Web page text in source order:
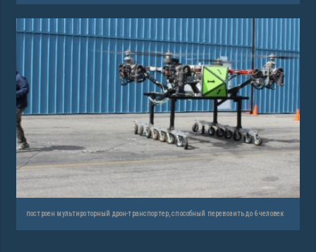
построен мультироторный дрон-транспортер, способный перевозить до 6 человек